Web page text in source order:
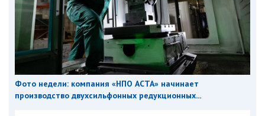
Фото недели: компания «НПО АСТА» начинает
производство двухсильфонных редукционных...